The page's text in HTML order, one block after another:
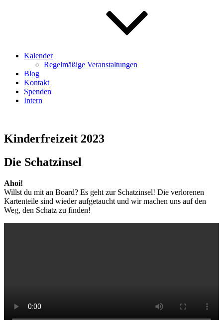
Kalender
Regelmäßige Veranstaltungen
Blog
Kontakt
Spenden
Intern
Kinderfreizeit 2023
Die Schatzinsel
Ahoi!
Willst du mit an Board? Es geht zur Schatzinsel! Die verlorenen
Kartenteile sind wieder aufgetaucht und wir machen uns auf den
Weg, den Schatz zu finden!